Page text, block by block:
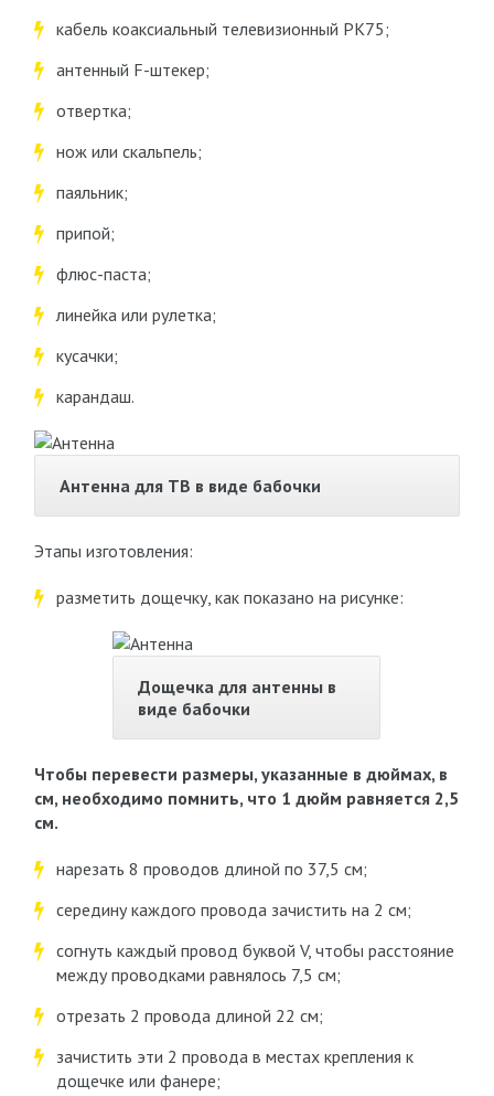
кабель коаксиальный телевизионный РК75;
антенный F-штекер;
отвертка;
нож или скальпель;
паяльник;
припой;
флюс-паста;
линейка или рулетка;
кусачки;
карандаш.
Антенна для ТВ в виде бабочки
Этапы изготовления:
разметить дощечку, как показано на рисунке:
Дощечка для антенны в
виде бабочки
Чтобы перевести размеры, указанные в дюймах, в
см, необходимо помнить, что 1 дюйм равняется 2,5
см.
нарезать 8 проводов длиной по 37,5 см;
середину каждого провода зачистить на 2 см;
согнуть каждый провод буквой V, чтобы расстояние
между проводками равнялось 7,5 см;
отрезать 2 провода длиной 22 см;
зачистить эти 2 провода в местах крепления к
дощечке или фанере;